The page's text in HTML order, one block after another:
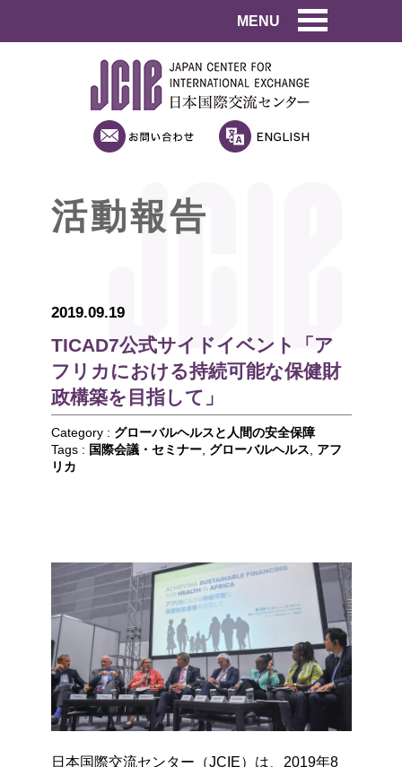
MENU
活動報告
2019.09.19
TICAD7公式サイドイベント「ア
フリカにおける持続可能な保健財
政構築を目指して」
Category : グローバルヘルスと人間の安全保障
Tags : 国際会議・セミナー, グローバルヘルス
アフ
リカ
日本国際交流センター（JCIE）は、2019年8